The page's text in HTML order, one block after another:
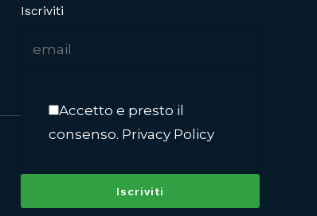
Iscriviti
Accetto e presto il
consenso. Privacy Policy